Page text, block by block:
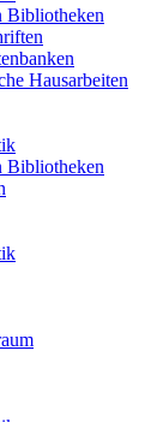
Bibliotheken
Hausarbeiten
Bibliotheken